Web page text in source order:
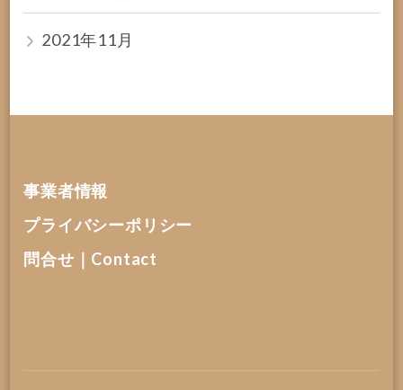
2021年11月
事業者情報
プライバシーポリシー
問合せ｜Contact